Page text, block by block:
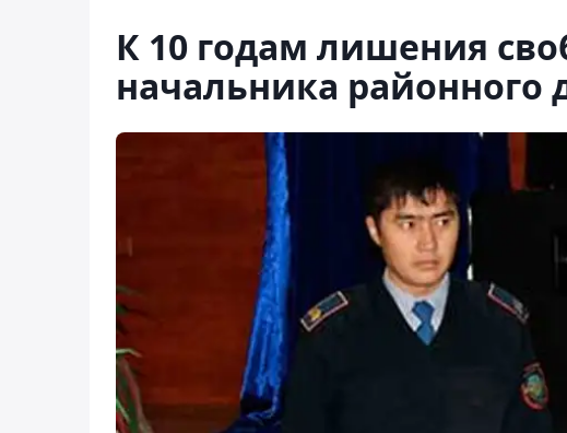
К 10 годам лишения
начальника районного